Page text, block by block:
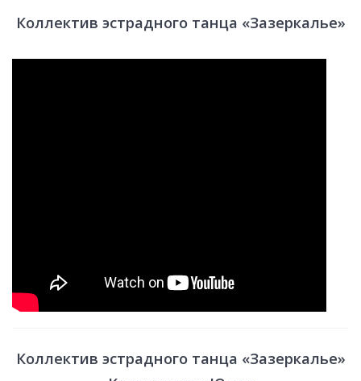
Коллектив эстрадного танца «Зазеркалье»
Коллектив эстрадного танца «Зазеркалье»